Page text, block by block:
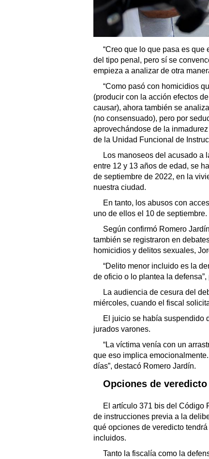
“Creo que lo que pasa es
del tipo penal, pero sí se
empieza a analizar de otra
“Como pasó con homicidios
(producir con la acción efectos
causar), ahora también se
(no consensuado), pero por
aprovechándose de la
de la Unidad Funcional de
Los manoseos del acusado a
entre 12 y 13 años de edad, se
de septiembre de 2022, en la
nuestra ciudad.
En tanto, los abusos con
uno de ellos el 10 de septiembre.
Según confirmó Romero
también se registraron en
homicidios y delitos sexuales,
“Delito menor incluido es la
de oficio o lo plantea la
La audiencia de cesura del
miércoles, cuando el fiscal
El juicio se había suspendido
jurados varones.
“La víctima venía con un
que eso implica
días”, destacó Romero Jardín.
Opciones de veredicto
El artículo 371 bis del Código
de instrucciones previa a la
qué opciones de veredicto
incluidos.
Tanto la fiscalía como la